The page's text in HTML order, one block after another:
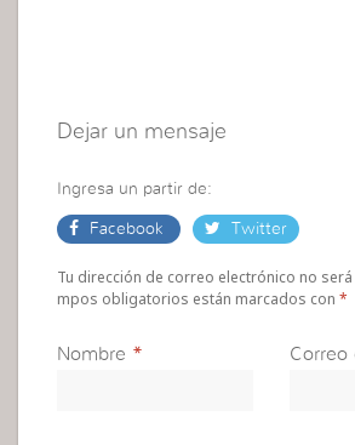
Dejar un mensaje
Ingresa un partir de:
Facebook Twitter
Tu dirección de correo electrónico no
mpos obligatorios están marcados con*
Nombre * Correo